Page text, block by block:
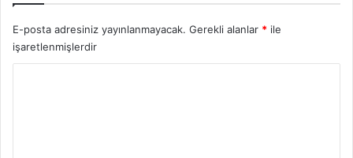
E-posta adresiniz yayınlanmayacak. Gerekli alanlar * ile
işaretlenmişlerdir